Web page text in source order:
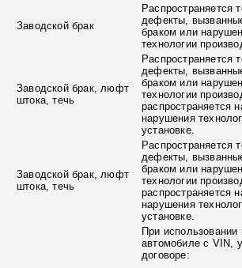
Заводской брак
Распространяется
дефекты,
браком или
технологии
Заводской брак, люфт
штока, течь
Распространяется
дефекты,
браком или
технологии
распространяется
нарушения
установке.
Заводской брак, люфт
штока, течь
Распространяется
дефекты,
браком или
технологии
распространяется
нарушения
установке.
При использовании
автомобиле с VIN,
договоре: